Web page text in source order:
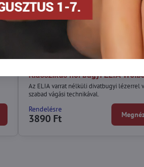
Klasszikus női bugyi ELIA
Az ELIA varrat nélküli divatbugyi lézerrel
szabad vágási technikával.
Rendelésre
3890 Ft